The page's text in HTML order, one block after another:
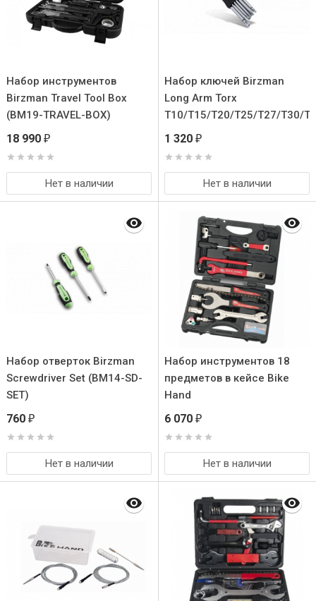
Набор инструментов
Birzman Travel Tool Box
(BM19-TRAVEL-BOX)
18 990 ₽
Нет в наличии
Набор ключей Birzman
Long Arm Torx
T10/T15/T20/T25/T27/T30/
(BM12-ST-ATC03-K)
1 320 ₽
Нет в наличии
Набор отверток Birzman
Screwdriver Set (BM14-SD-
SET)
760 ₽
Нет в наличии
Набор инструментов 18
предметов в кейсе Bike
Hand
6 070 ₽
Нет в наличии